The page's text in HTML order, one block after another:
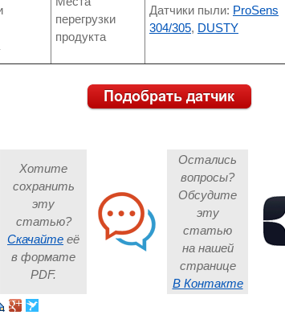
перегрузки
продукта
Датчики пыли: ProSens
304/305, DUSTY
Хотите
сохранить
эту
статью?
Скачайте её
в формате
PDF.
Остались
вопросы?
Обсудите
эту
статью
на нашей
странице
В Контакте